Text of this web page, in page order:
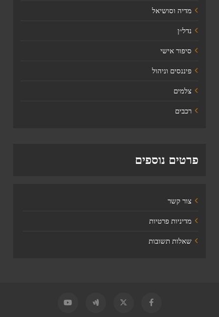
מדיה וסושיאל
נדל׳׳ן
סיפור אישי
פיננסים וניהול
צלמים
רכבים
פרטים נוספים
צור קשר
מדיניות פרטיות
שאלות תשובות